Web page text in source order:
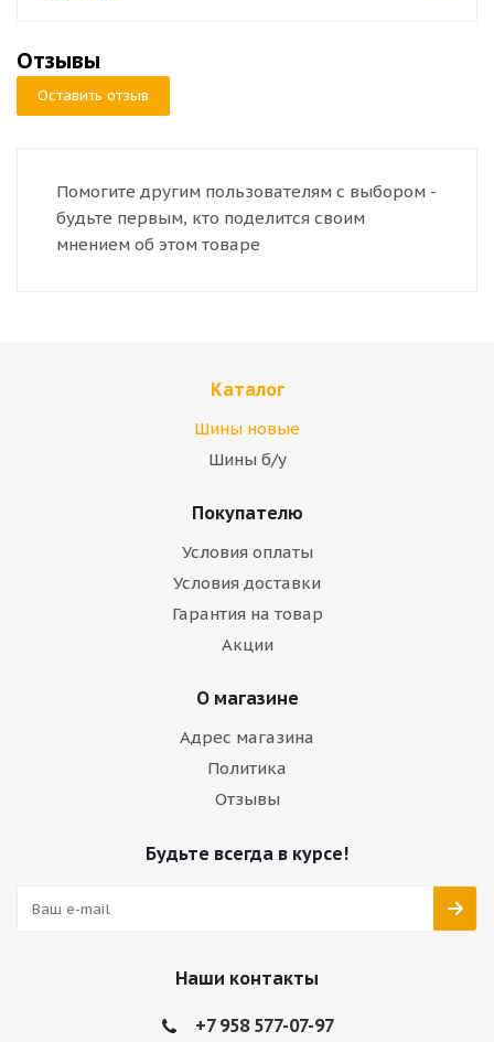
Отзывы
Оставить отзыв
Помогите другим пользователям с выбором -
будьте первым, кто поделится своим
мнением об этом товаре
Каталог
Шины новые
Шины б/у
Покупателю
Условия оплаты
Условия доставки
Гарантия на товар
Акции
О магазине
Адрес магазина
Политика
Отзывы
Будьте всегда в курсе!
Наши контакты
+7 958 577-07-97